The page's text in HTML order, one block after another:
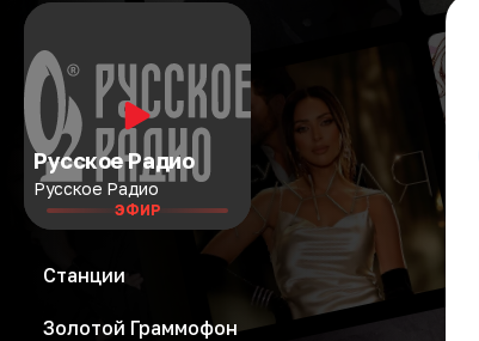
Русское Радио
Русское Радио
ЭФИР
Станции
Золотой Граммофон